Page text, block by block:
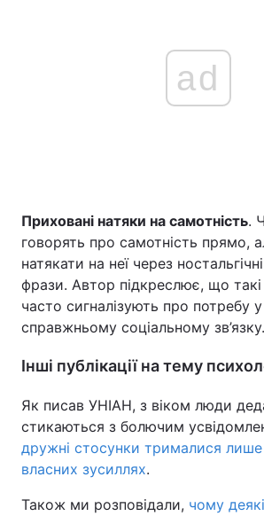
ad
Приховані натяки на самотність.
говорять про самотність прямо,
натякати на неї через
фрази. Автор підкреслює, що
часто сигналізують про потребу
справжньому соціальному зв’язку.
Інші публікації на тему
Як писав УНІАН, з віком люди
стикаються з болючим
дружні стосунки трималися лише
власних зусиллях.
Також ми розповідали, чому